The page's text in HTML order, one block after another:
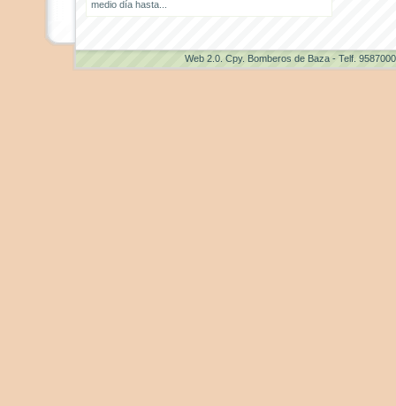
medio día hasta...
Web 2.0 . Cpy. Bomberos de Baza - Telf.